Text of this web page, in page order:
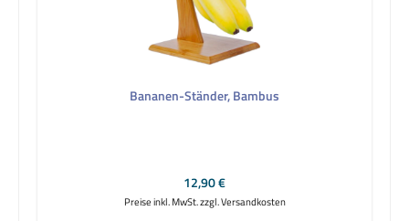
Bananen-Ständer, Bambus
Regulärer Preis:
12,90 €
Preise inkl. MwSt. zzgl. Versandkosten